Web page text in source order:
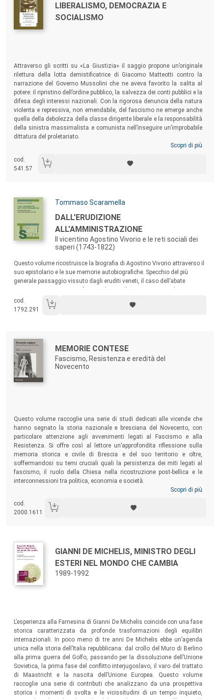
Titolo:
LIBERALISMO, DEMOCRAZIA E
SOCIALISMO
Attraverso gli scritti su «La Giustizia» il saggio propone un’originale
rilettura della lotta demistificatrice di Giacomo Matteotti contro la
narrazione del Governo Mussolini che ne aveva favorito la salita al
potere: il ripristino dell’ordine pubblico, la salvezza dei conti pubblici e la
difesa degli interessi nazionali. Con la rigorosa denuncia della natura
violenta e repressiva, non emendabile, del fascismo ne emerge anche
quella della debolezza della classe dirigente liberale e la responsabilità
della sinistra massimalista e comunista nell’inseguire un’improbabile
dittatura del proletariato.
Scopri di più
cod.
541.57
Autori:
Tommaso Scaramella
Titolo:
DALL'ERUDIZIONE
ALL'AMMINISTRAZIONE
Il vicentino Agostino Vivorio e le reti sociali dei
saperi (1743-1822)
Questo volume ricostruisce la biografia di Agostino Vivorio attraverso il
suo epistolario e le sue memorie autobiografiche. Specchio del più
generale passaggio vissuto dagli eruditi veneti, il caso dell’abate
continuità e rotture nel rapporto tra saperi e poteri alla caduta della
Repubblica di Venezia.
cod.
1792.291
Autori:
Titolo:
MEMORIE CONTESE
Fascismo, Resistenza e eredità del
Novecento
Questo volume raccoglie una serie di studi dedicati alle vicende che
hanno segnato la storia nazionale e bresciana del Novecento, con
particolare attenzione agli avvenimenti legati al Fascismo e alla
Resistenza. Si offre così al lettore un’approfondita riflessione sulla
memoria storica e civile di Brescia e del suo territorio e oltre,
soffermandosi su temi cruciali quali la persistenza dei miti legati al
fascismo, il ruolo della Chiesa nella ricostruzione post-bellica e le
interconnessioni tra politica, economia e società.
Scopri di più
cod.
2000.1611
Autori:
Titolo:
GIANNI DE MICHELIS, MINISTRO DEGLI
ESTERI NEL MONDO CHE CAMBIA
1989-1992
L’esperienza alla Farnesina di Gianni De Michelis coincide con una fase
storica caratterizzata da profonde trasformazioni degli equilibri
internazionali. In poco meno di tre anni De Michelis ebbe un’agenda
unica nella storia dell’Italia repubblicana: dal crollo del Muro di Berlino
alla prima guerra del Golfo, passando per la dissoluzione dell’Unione
Sovietica, la prima fase del conflitto interjugoslavo, il varo del trattato
di Maastricht e la nascita dell’Unione Europea. Questo volume
raccoglie una serie di contributi che analizzano da una prospettiva
storica i momenti di svolta e le vicissitudini di un tempo inquieto,